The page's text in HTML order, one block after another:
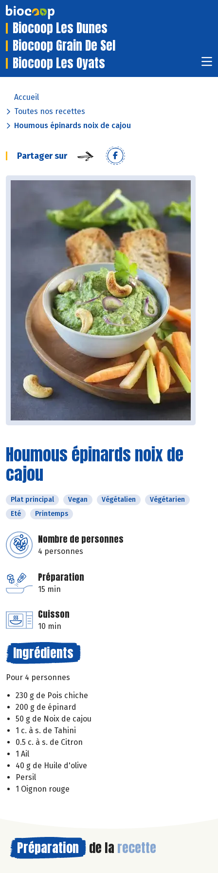
Biocoop Les Dunes
Biocoop Grain De Sel
Biocoop Les Oyats
Accueil
Toutes nos recettes
Houmous épinards noix de cajou
Partager sur
Houmous épinards noix de
cajou
Plat principal Vegan Végétalien
Végétarien
Eté
Printemps
Nombre de personnes
4 personnes
Préparation
15 min
Cuisson
10 min
Ingrédients
Pour 4 personnes
230 g de Pois chiche
200 g de épinard
50 g de Noix de cajou
1 c. à s. de Tahini
0.5 c. à s. de Citron
1 Ail
40 g de Huile d'olive
Persil
1 Oignon rouge
Préparation de la recette